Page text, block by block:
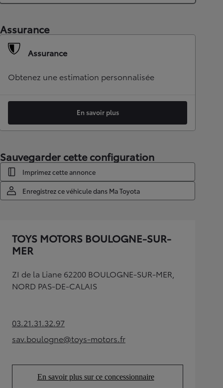
Assurance
Assurance
Obtenez une estimation personnalisée
En savoir plus
Sauvegarder cette configuration
Imprimez cette annonce
Enregistrez ce véhicule dans Ma Toyota
TOYS MOTORS BOULOGNE-SUR-
MER
ZI de la Liane 62200 BOULOGNE-SUR-MER,
NORD PAS-DE-CALAIS
03.21.31.32.97(Opens in new tab)
sav.boulogne@toys-motors.fr
(Opens in new tab)
En savoir plus sur ce concessionnaire
(Opens in new tab)